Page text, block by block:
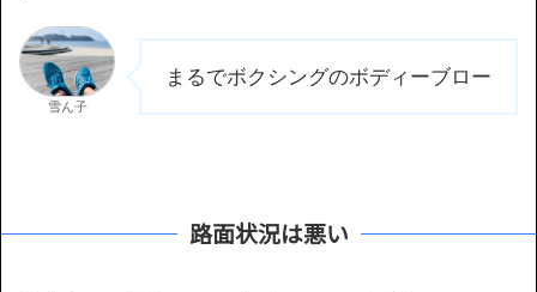
雪ん子
まるでボクシングのボディーブロー
路面状況は悪い